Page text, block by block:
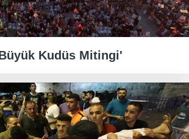
Kudüs Mitingi'